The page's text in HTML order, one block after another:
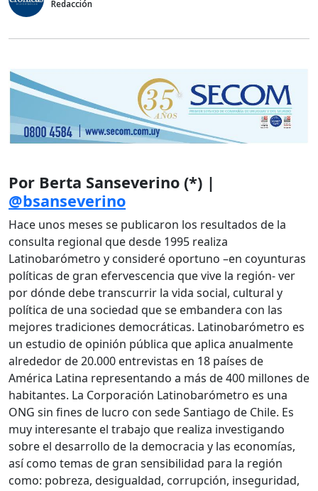
Redacción
Por Berta Sanseverino (*) |
@bsanseverino
Hace unos meses se publicaron los resultados de la
consulta regional que desde 1995 realiza
Latinobarómetro y consideré oportuno –en coyunturas
políticas de gran efervescencia que vive la región- ver
por dónde debe transcurrir la vida social, cultural y
política de una sociedad que se embandera con las
mejores tradiciones democráticas. Latinobarómetro es
un estudio de opinión pública que aplica anualmente
alrededor de 20.000 entrevistas en 18 países de
América Latina representando a más de 400 millones de
habitantes. La Corporación Latinobarómetro es una
ONG sin fines de lucro con sede Santiago de Chile. Es
muy interesante el trabajo que realiza investigando
sobre el desarrollo de la democracia y las economías,
así como temas de gran sensibilidad para la región
como: pobreza, desigualdad, corrupción, inseguridad,